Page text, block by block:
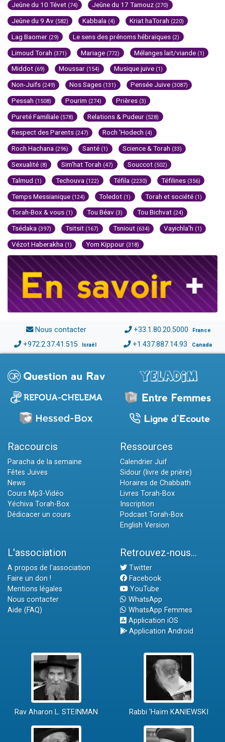
Jeûne du 10 Tévet (74) Jeûne du 17 Tamouz (270)
Jeûne du 9 Av (582) Kabbala (4) Kriat haTorah (220)
Lag Baomer (29) Le sens des prénoms hébraïques (2)
Limoud Torah (371) Mariage (772) Mélanges lait/viande (1)
Middot (69) Moussar (154) Musique juive (1)
Non-Juifs (249) Nos Sages (131) Pensée Juive (3087)
Pessah (1508) Pourim (274) Prières (3)
Pureté Familiale (578) Relations & Pudeur (528)
Respect des Parents (247) Roch 'Hodech (4)
Roch Hachana (296) Santé (1) Science & Torah (33)
Sexualité (8) Sim'hat Torah (47) Souccot (502)
Talmud (1) Techouva (122) Téfila (2230) Téfilines (356)
Temps Messianique (124) Toledot (1) Torah et société (1)
Torah-Box & vous (1) Tou Béav (3) Tou Bichvat (24)
Tsédaka (397) Tsitsit (167) Tsniout (634) Vayichla'h (1)
Vézot Haberakha (1) Yom Kippour (318)
Nous contacter +33.1.80.20.5000 France
+972.2.37.41.515 Israël +1.437.887.14.93 Canada
Raccourcis
Paracha de la semaine
Fêtes Juives
News
Cours Mp3-Vidéo
Yéchiva Torah-Box
Dédicacer un cours
Ressources
Calendrier Juif
Sidour (livre de prière)
Horaires de Chabbath
Livres Torah-Box
Inscription
Podcast Torah-Box
English Version
L'association
A propos de l'association
Faire un don !
Mentions légales
Nous contacter
Aide (FAQ)
Retrouvez-nous...
Twitter
Facebook
YouTube
WhatsApp
WhatsApp Femmes
Application iOS
Application Android
Rav Aharon L. STEINMAN Rabbi 'Haïm KANIEWSKI